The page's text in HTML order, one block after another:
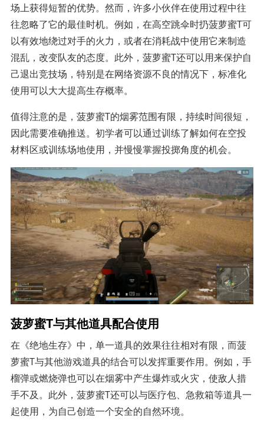
场上获得短暂的优势。然而，许多小伙伴在使用过程中往
往忽略了它的最佳时机。例如，在高空跳伞时扔菠萝蜜T可
以有效地绕过对手的火力，或者在消耗战中使用它来制造
混乱，改变队友的态度。此外，菠萝蜜T还可以用来保护自
己退出竞技场，特别是在网络资源不良的情况下，标准化
使用可以大大提高生存概率。
值得注意的是，菠萝蜜T的烟雾范围有限，持续时间很短，
因此需要准确推送。初学者可以通过训练了解如何在空投
材料区或训练场地使用，并慢慢掌握投掷角度的机会。
菠萝蜜T与其他道具配合使用
在《绝地生存》中，单一道具的效果往往相对有限，而菠
萝蜜T与其他游戏道具的结合可以发挥重要作用。例如，手
榴弹或燃烧弹也可以在烟雾中产生爆炸或火灾，使敌人措
手不及。此外，菠萝蜜T还可以与医疗包、急救箱等道具一
起使用，为自己创造一个安全的自然环境。